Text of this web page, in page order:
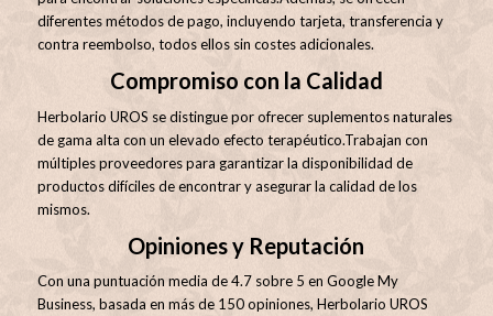
diferentes métodos de pago, incluyendo tarjeta, transferencia y
contra reembolso, todos ellos sin costes adicionales.
Compromiso con la Calidad
Herbolario UROS se distingue por ofrecer suplementos naturales
de gama alta con un elevado efecto terapéutico.Trabajan con
múltiples proveedores para garantizar la disponibilidad de
productos difíciles de encontrar y asegurar la calidad de los
mismos.
Opiniones y Reputación
Con una puntuación media de 4.7 sobre 5 en Google My
Business, basada en más de 150 opiniones, Herbolario UROS